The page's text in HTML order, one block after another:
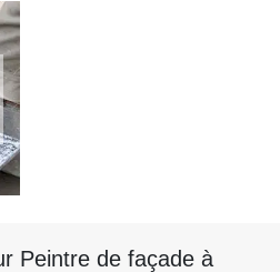
Peintre de façade à